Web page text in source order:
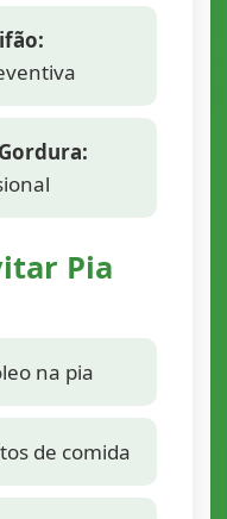
Pia
na pia
de comida